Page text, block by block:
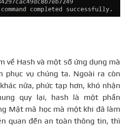
về Hash và một số ứng dụng mà
phục vụ chúng ta. Ngoài ra còn
nữa, phức tạp hơn, khó nhận
quy lại, hash là một phần
Mật mã học mà một khi đã làm
quan đến an toàn thông tin, thì